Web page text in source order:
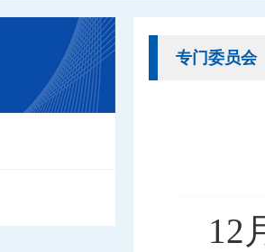
专门委员会
12